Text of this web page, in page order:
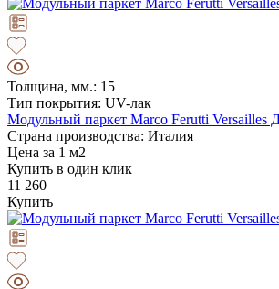
Толщина, мм.: 15
Тип покрытия: UV-лак
Модульный паркет Marco Ferutti Versailles
Страна производства: Италия
Цена за 1 м2
Купить в один клик
11 260
Купить